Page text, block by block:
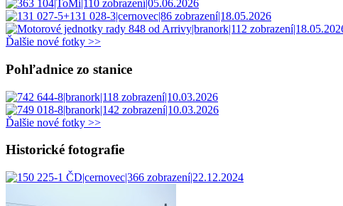
Ďalšie nové fotky >>
Pohľadnice zo stanice
Ďalšie nové fotky >>
Historické fotografie